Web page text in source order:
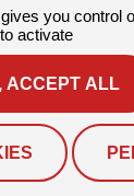
de
you control
to activate
ACCEPT ALL